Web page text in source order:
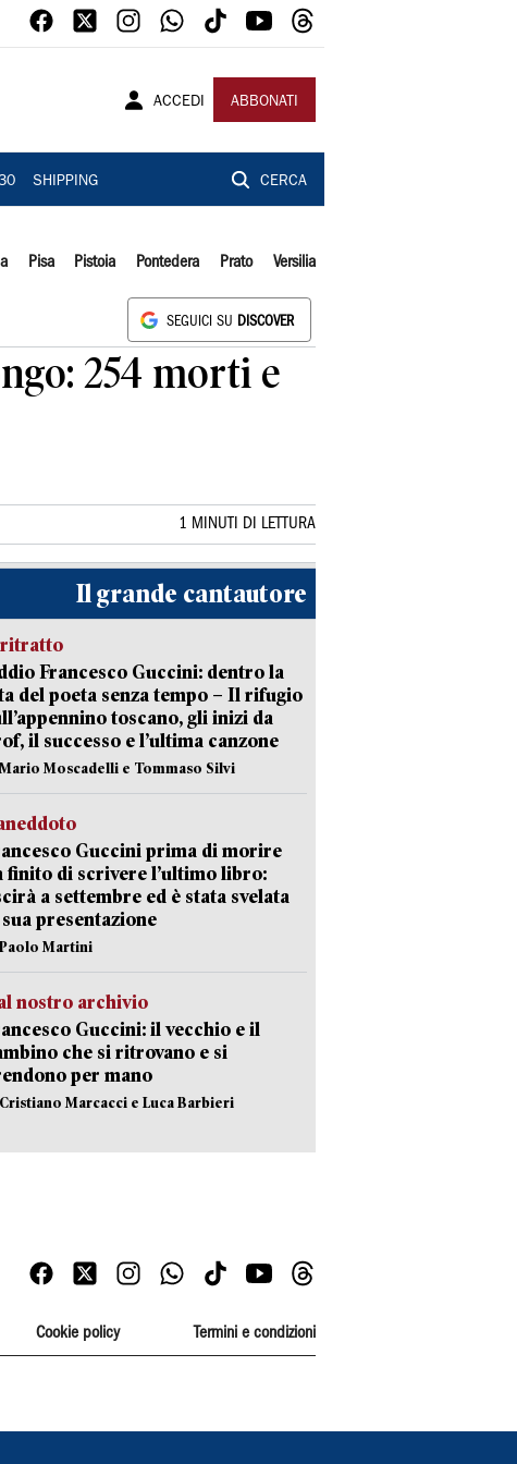
ACCEDI ABBONATI
SHIPPING CERCA
Pisa Pistoia Pontedera Prato Versilia
SEGUICI SU DISCOVER
254 morti e
1 MINUTI DI LETTURA
Il grande cantautore
Francesco Guccini: dentro la
del poeta senza tempo – Il rifugio
toscano, gli inizi da
il successo e l’ultima canzone
Moscadelli e Tommaso Silvi
Guccini prima di morire
finito di scrivere l’ultimo libro:
a settembre ed è stata svelata
presentazione
Martini
nostro archivio
Guccini: il vecchio e il
che si ritrovano e si
per mano
Marcacci e Luca Barbieri
Cookie policy Termini e condizioni